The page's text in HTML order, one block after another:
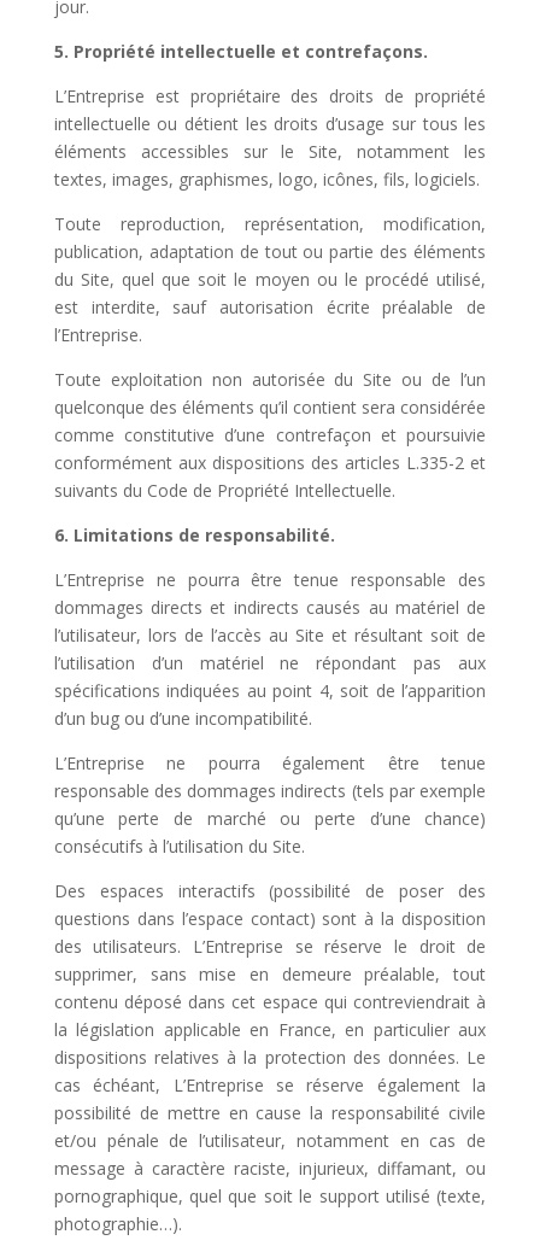
jour.
5. Propriété intellectuelle et contrefaçons.
L’Entreprise est propriétaire des droits de propriété
intellectuelle ou détient les droits d’usage sur tous les
éléments accessibles sur le Site, notamment les
textes, images, graphismes, logo, icônes, fils, logiciels.
Toute reproduction, représentation, modification,
publication, adaptation de tout ou partie des éléments
du Site, quel que soit le moyen ou le procédé utilisé,
est interdite, sauf autorisation écrite préalable de
l’Entreprise.
Toute exploitation non autorisée du Site ou de l’un
quelconque des éléments qu’il contient sera considérée
comme constitutive d’une contrefaçon et poursuivie
conformément aux dispositions des articles L.335-2 et
suivants du Code de Propriété Intellectuelle.
6. Limitations de responsabilité.
L’Entreprise ne pourra être tenue responsable des
dommages directs et indirects causés au matériel de
l’utilisateur, lors de l’accès au Site et résultant soit de
l’utilisation d’un matériel ne répondant pas aux
spécifications indiquées au point 4, soit de l’apparition
d’un bug ou d’une incompatibilité.
L’Entreprise ne pourra également être tenue
responsable des dommages indirects (tels par exemple
qu’une perte de marché ou perte d’une chance)
consécutifs à l’utilisation du Site.
Des espaces interactifs (possibilité de poser des
questions dans l’espace contact) sont à la disposition
des utilisateurs. L’Entreprise se réserve le droit de
supprimer, sans mise en demeure préalable, tout
contenu déposé dans cet espace qui contreviendrait à
la législation applicable en France, en particulier aux
dispositions relatives à la protection des données. Le
cas échéant, L’Entreprise se réserve également la
possibilité de mettre en cause la responsabilité civile
et/ou pénale de l’utilisateur, notamment en cas de
message à caractère raciste, injurieux, diffamant, ou
pornographique, quel que soit le support utilisé (texte,
photographie…).